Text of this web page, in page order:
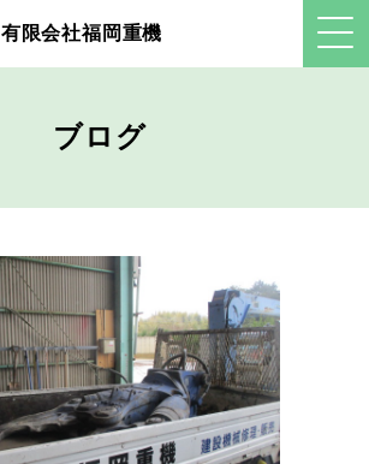
有限会社福岡重機
ブログ